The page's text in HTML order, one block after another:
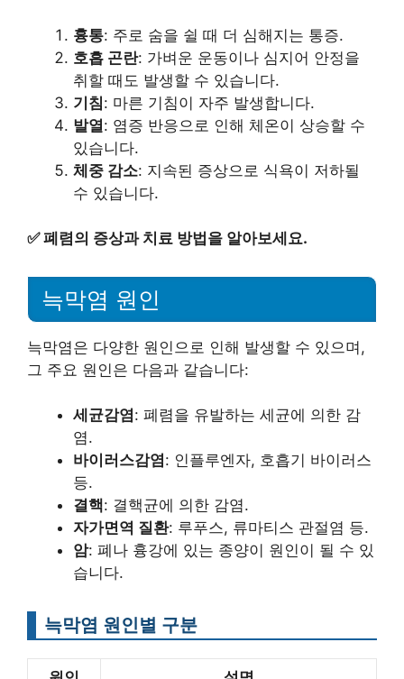
흉통: 주로 숨을 쉴 때 더 심해지는 통증.
호흡 곤란: 가벼운 운동이나 심지어 안정을
취할 때도 발생할 수 있습니다.
기침: 마른 기침이 자주 발생합니다.
발열: 염증 반응으로 인해 체온이 상승할 수
있습니다.
체중 감소: 지속된 증상으로 식욕이 저하될
수 있습니다.
✅폐렴의 증상과 치료 방법을 알아보세요.
늑막염 원인
늑막염은 다양한 원인으로 인해 발생할 수 있으며,
그 주요 원인은 다음과 같습니다:
세균감염: 폐렴을 유발하는 세균에 의한 감
염.
바이러스감염: 인플루엔자, 호흡기 바이러스
등.
결핵: 결핵균에 의한 감염.
자가면역 질환: 루푸스, 류마티스 관절염 등.
암: 폐나 흉강에 있는 종양이 원인이 될 수 있
습니다.
늑막염 원인별 구분